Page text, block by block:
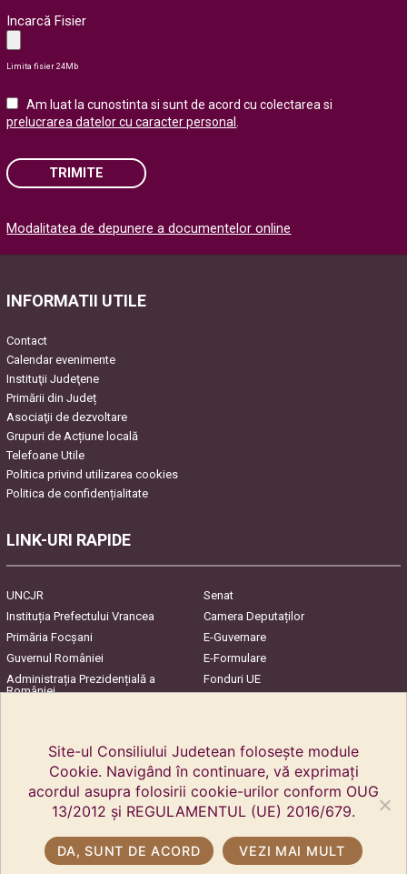
Incarcă Fisier
Limita fisier 24Mb
Am luat la cunostinta si sunt de acord cu colectarea si
prelucrarea datelor cu caracter personal
TRIMITE
Please
empty.
Modalitatea de depunere a documentelor online
INFORMATII UTILE
Contact
Calendar evenimente
Instituţii Judeţene
Primării din Județ
Asociaţii de dezvoltare
Grupuri de Acțiune locală
Telefoane Utile
Politica privind utilizarea cookies
Politica de confidențialitate
LINK-URI RAPIDE
UNCJR
Senat
Instituția Prefectului Vrancea
Camera Deputaților
Primăria Focşani
E-Guvernare
Guvernul României
E-Formulare
Administrația Prezidențială a
României
Fonduri UE
Site-ul Consiliului Judetean folosește module
Cookie. Navigând în continuare, vă exprimați
acordul asupra folosirii cookie-urilor conform OUG
13/2012 și REGULAMENTUL (UE) 2016/679.
DA, SUNT DE ACORD VEZI MAI MULT